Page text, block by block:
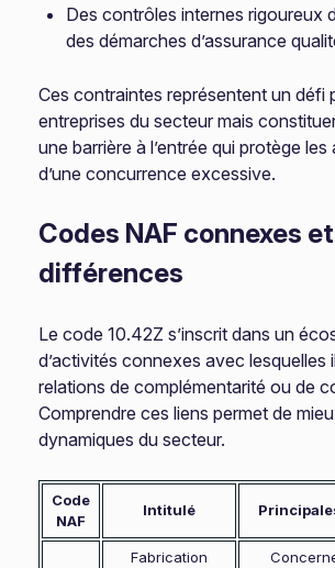
Des contrôles internes rigoureux
des démarches d’assurance
Ces contraintes représentent un défi
entreprises du secteur mais
une barrière à l’entrée qui protège
d’une concurrence excessive.
Codes NAF connexes et
différences
Le code 10.42Z s’inscrit dans un
d’activités connexes avec lesquelles
relations de complémentarité ou de
Comprendre ces liens permet de
dynamiques du secteur.
Code
NAF
Intitulé
Fabrication